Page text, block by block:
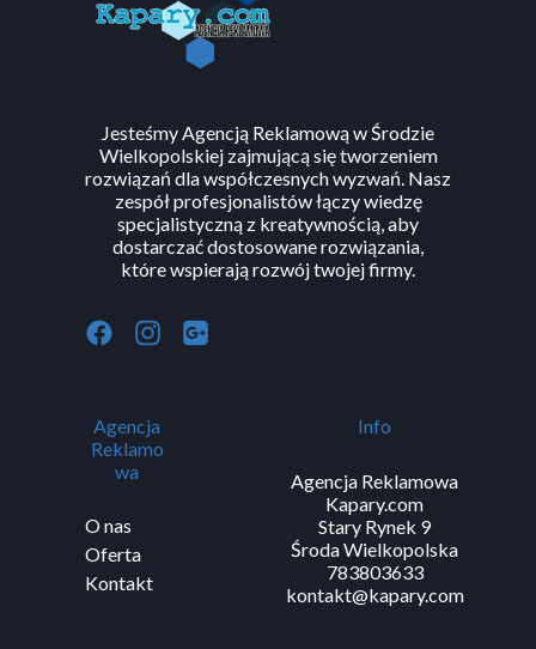
Jesteśmy Agencją Reklamową w Środzie
Wielkopolskiej zajmującą się tworzeniem
rozwiązań dla współczesnych wyzwań. Nasz
zespół profesjonalistów łączy wiedzę
specjalistyczną z kreatywnością, aby
dostarczać dostosowane rozwiązania,
które wspierają rozwój twojej firmy.
Agencja
Reklamo
wa
O nas
Oferta
Kontakt
Info
Agencja Reklamowa
Kapary.com
Stary Rynek 9
Środa Wielkopolska
783803633
kontakt@kapary.com
Wszystkie prawa zastrzeżone ©
korzysta z plikówcookieszgodnie z